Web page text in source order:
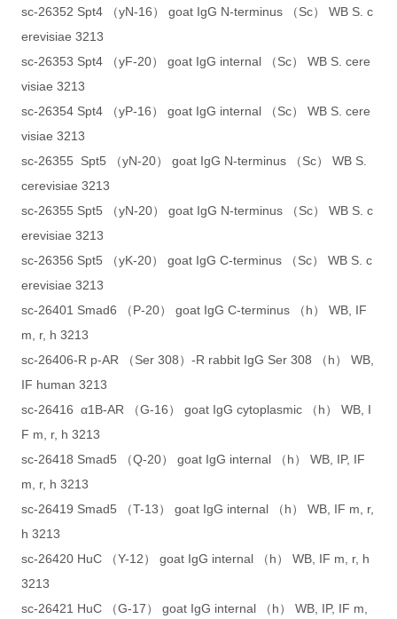
sc-26352 Spt4 （yN-16） goat IgG N-terminus （Sc） WB S. c
erevisiae 3213
sc-26353 Spt4 （yF-20） goat IgG internal （Sc） WB S. cere
visiae 3213
sc-26354 Spt4 （yP-16） goat IgG internal （Sc） WB S. cere
visiae 3213
sc-26355 Spt5 （yN-20） goat IgG N-terminus （Sc） WB S.
cerevisiae 3213
sc-26355 Spt5 （yN-20） goat IgG N-terminus （Sc） WB S. c
erevisiae 3213
sc-26356 Spt5 （yK-20） goat IgG C-terminus （Sc） WB S. c
erevisiae 3213
sc-26401 Smad6 （P-20） goat IgG C-terminus （h） WB, IF
m, r, h 3213
sc-26406-R p-AR （Ser 308）-R rabbit IgG Ser 308 （h） WB,
IF human 3213
sc-26416 α1B-AR （G-16） goat IgG cytoplasmic （h） WB, I
F m, r, h 3213
sc-26418 Smad5 （Q-20） goat IgG internal （h） WB, IP, IF
m, r, h 3213
sc-26419 Smad5 （T-13） goat IgG internal （h） WB, IF m, r,
h 3213
sc-26420 HuC （Y-12） goat IgG internal （h） WB, IF m, r, h
3213
sc-26421 HuC （G-17） goat IgG internal （h） WB, IP, IF m,